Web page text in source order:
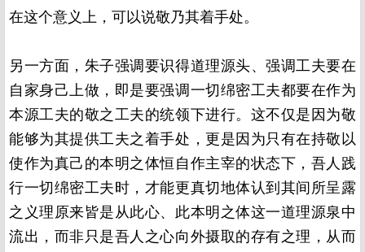
在这个意义上，可以说敬乃其着手处。
另一方面，朱子强调要识得道理源头、强调工夫要在
自家身己上做，即是要强调一切绵密工夫都要在作为
本源工夫的敬之工夫的统领下进行。这不仅是因为敬
能够为其提供工夫之着手处，更是因为只有在持敬以
使作为真己的本明之体恒自作主宰的状态下，吾人践
行一切绵密工夫时，才能更真切地体认到其间所呈露
之义理原来皆是从此心、此本明之体这一道理源泉中
流出，而非只是吾人之心向外摄取的存有之理，从而